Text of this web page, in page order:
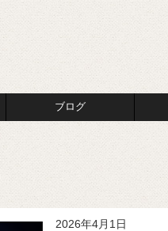
ブログ
2026年4月1日